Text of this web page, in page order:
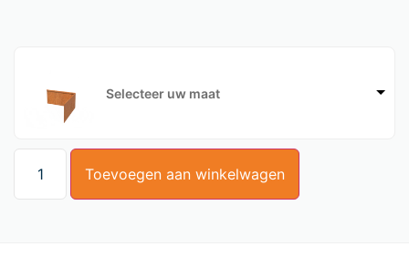
Selecteer uw maat
Toevoegen aan winkelwagen